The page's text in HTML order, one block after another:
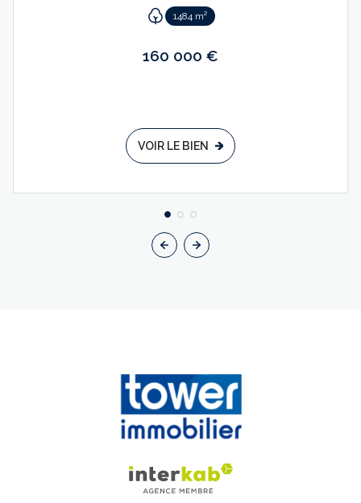
1484 m²
160 000 €
VOIR LE BIEN